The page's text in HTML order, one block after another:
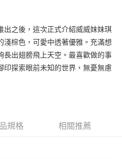
出之後，這次正式介紹威威妹妹琪
淺棕色，可愛中透著優雅。充滿想
長出翅膀飛上天空。最喜歡做的事
印探索眼前未知的世界，無憂無慮
規格 相關推薦